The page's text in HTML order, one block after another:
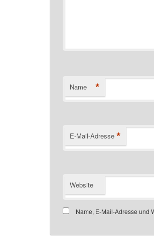
Name *
E-Mail-Adresse *
Website
Name, E-Mail-Adresse und